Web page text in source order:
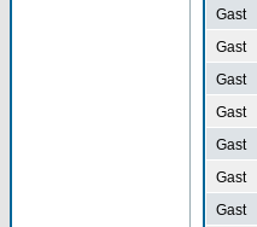
Gast
Gast
Gast
Gast
Gast
Gast
Gast